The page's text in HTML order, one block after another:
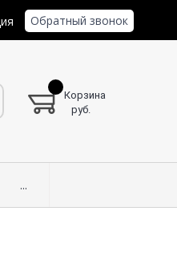
Обратный звонок
Корзина
руб.
...